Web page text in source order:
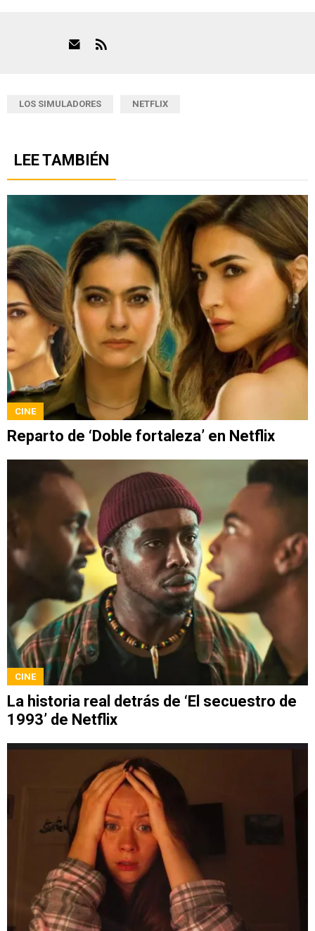
LOS SIMULADORES NETFLIX
LEE TAMBIÉN
CINE
Reparto de ‘Doble fortaleza’ en Netflix
CINE
La historia real detrás de ‘El secuestro de
1993’ de Netflix